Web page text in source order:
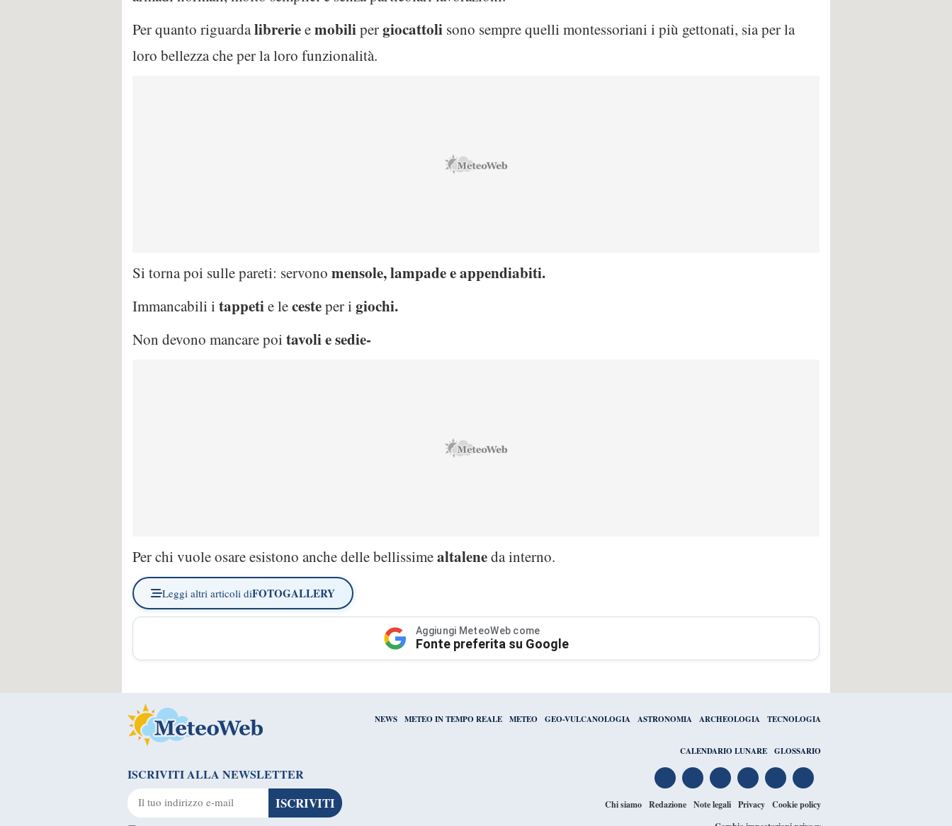
Per quanto riguardalibrerieemobilipergiocattoli sono sempre quelli montessoriani i più gettonati, sia per la
loro bellezza che per la loro funzionalità.
Si torna poi sulle pareti: servono mensole, lampade e appendiabiti.
Immancabili i tappetie lecesteper i giochi.
Non devono mancare poi tavoli e sedie-
Per chi vuole osare esistono anche delle bellissimealtaleneda interno.
Leggi altri articoli diFOTOGALLERY
Aggiungi MeteoWeb come
Fonte preferita su Google
NEWS METEO IN TEMPO REALE METEO GEO-VULCANOLOGIA ASTRONOMIA ARCHEOLOGIA TECNOLOGIA
CALENDARIO LUNARE GLOSSARIO
ISCRIVITI ALLA NEWSLETTER
Chi siamo Redazione Note legali Privacy
Cookie policy